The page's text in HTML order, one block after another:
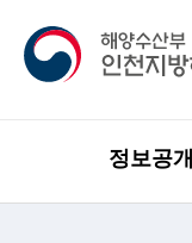
정보공개